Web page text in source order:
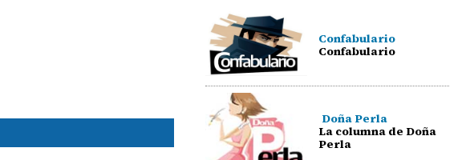
Confabulario
Confabulario
Doña Perla
La columna de Doña
Perla